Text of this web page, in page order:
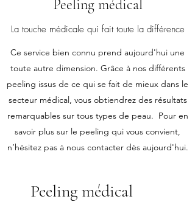
Peeling médical
La touche médicale qui fait toute la différence
Ce service bien connu prend aujourd'hui une
toute autre dimension. Grâce à nos différents
peeling issus de ce qui se fait de mieux dans le
secteur médical, vous obtiendrez des résultats
remarquables sur tous types de peau. Pour en
savoir plus sur le peeling qui vous convient,
n’hésitez pas à nous contacter dès aujourd'hui.
Peeling médical